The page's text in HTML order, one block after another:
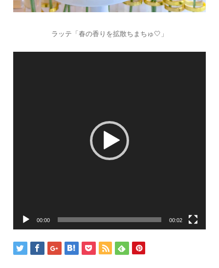
ラッテ「春の香りを拡散ちまちゅ🤍」
00:00 00:02